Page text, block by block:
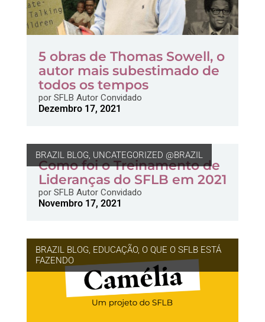
5 obras de Thomas Sowell, o
autor mais subestimado de
todos os tempos
porSFLB Autor Convidado
Dezembro 17, 2021
BRAZIL BLOG, UNCATEGORIZED @BRAZIL
Como foi o Treinamento de
Lideranças do SFLB em 2021
porSFLB Autor Convidado
Novembro 17, 2021
BRAZIL BLOG, EDUCAÇÃO, O QUE O SFLB ESTÁ
FAZENDO